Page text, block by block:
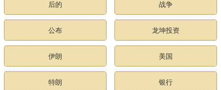
后的 战争
公布 龙坤投资
伊朗 美国
特朗 银行